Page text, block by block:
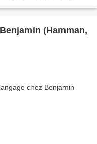
(Hamman,